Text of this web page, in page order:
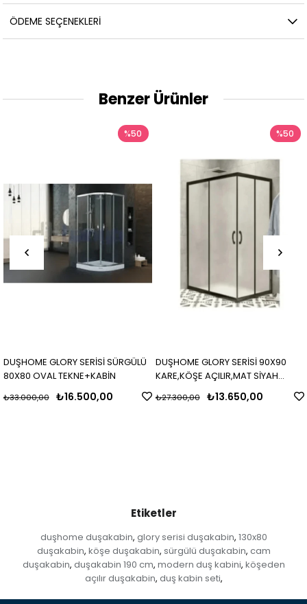
ÖDEME SEÇENEKLERI
Benzer Ürünler
DUŞHOME GLORY SERİSİ SÜRGÜLÜ
80X80 OVAL TEKNE+KABİN
₺16.500,00
₺33.000,00
%50
DUŞHOME GLORY SERİSİ 90X90
KARE,KÖŞE AÇILIR,MAT SİYAH
PROFİL,BUZLU CAM,H,190CM KABİN
₺13.650,00
₺27.300,00
%50
Etiketler
duşhome duşakabin, glory serisi duşakabin, 130x80
duşakabin, köşe duşakabin, sürgülü duşakabin, cam
duşakabin, duşakabin 190 cm, modern duş kabini, köşeden
açılır duşakabin, duş kabin seti,